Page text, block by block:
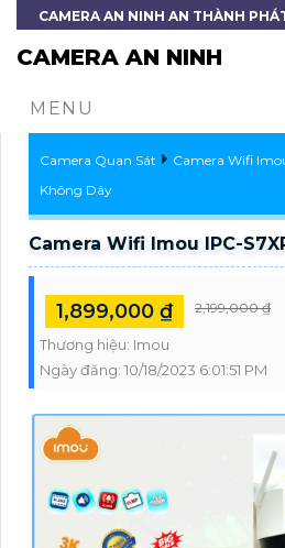
CAMERA AN NINH AN THÀNH
CAMERA AN NINH
MENU
Camera Quan Sát Camera Wifi
Không Dây
Camera Wifi Imou IPC-
1,899,000 ₫ 2,199,000 ₫
Thương hiệu: Imou
Ngày đăng: 10/18/2023 6:01:51 PM